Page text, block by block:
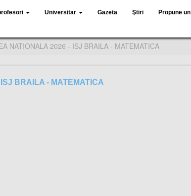
Universitar Gazeta Ştiri Propune
NATIONALA 2026 - ISJ BRAILA - MATEMATICA
BRAILA - MATEMATICA